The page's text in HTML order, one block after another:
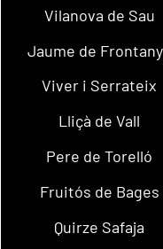
Vilanova de Sau
Jaume de
Viver i Serrateix
Lliçà de Vall
Pere de Torelló
Fruitós de Bages
Quirze Safaja